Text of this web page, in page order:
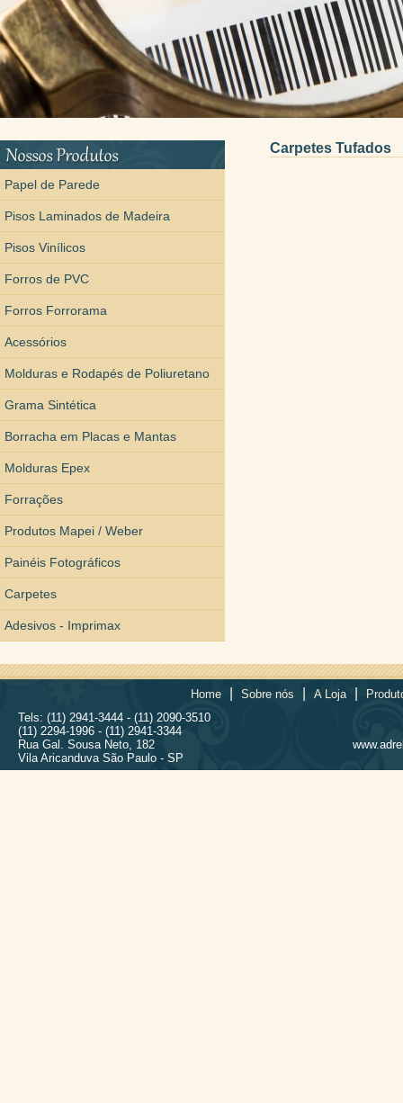
Papel de Parede
Pisos Laminados de Madeira
Pisos Vinílicos
Forros de PVC
Forros Forrorama
Acessórios
Molduras e Rodapés de Poliuretano
Grama Sintética
Borracha em Placas e Mantas
Molduras Epex
Forrações
Produtos Mapei / Weber
Painéis Fotográficos
Carpetes
Adesivos - Imprimax
Carpetes Tufados
Home Sobre nós A Loja
Tels: (11) 2941-3444 - (11) 2090-3510
(11) 2294-1996 - (11) 2941-3344
Rua Gal. Sousa Neto, 182
Vila Aricanduva São Paulo - SP